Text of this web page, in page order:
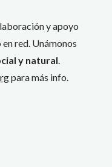
y apoyo
red. Unámonos
y natural
para más info.